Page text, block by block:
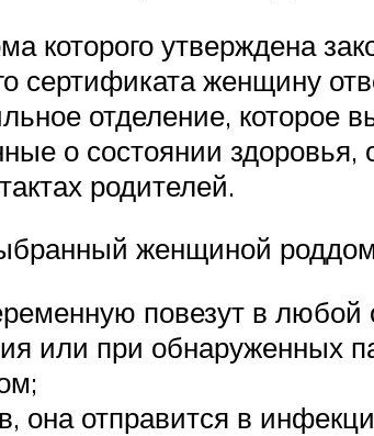
которого утверждена
сертификата женщину
отделение, которое
о состоянии здоровья,
родителей.
женщиной
повезут в
или при обнаруженных
она отправится в